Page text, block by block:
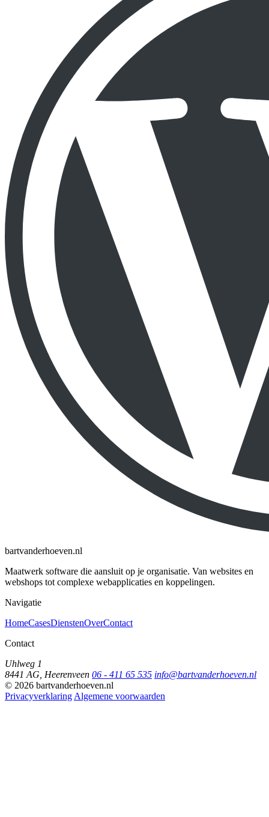
bartvanderhoeven.nl
Maatwerk software die aansluit op je organisatie. Van websites en
webshops tot complexe webapplicaties en koppelingen.
Navigatie
HomeCasesDienstenOverContact
Contact
Uhlweg 1
8441 AG, Heerenveen 06 - 411 65 535 info@bartvanderhoeven.nl
© 2026 bartvanderhoeven.nl
Privacyverklaring Algemene voorwaarden